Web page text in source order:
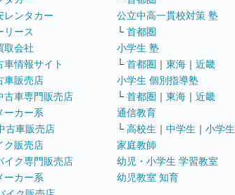
レンタカー
リース
取会社
車情報サイト
車販売店
古車専門販売店
ーカー系
車販売店
ク販売店
イク専門販売店
ーカー系
公立中高一貫校対策 塾
└ 首都圏
小学生 塾
└ 首都圏 ｜ 東海 ｜ 近畿
小学生 個別指導塾
└ 首都圏 ｜ 東海 ｜ 近畿
通信教育
└ 高校生 ｜ 中学生 ｜ 小学生
家庭教師
幼児・小学生 学習教室
幼児教室 知育